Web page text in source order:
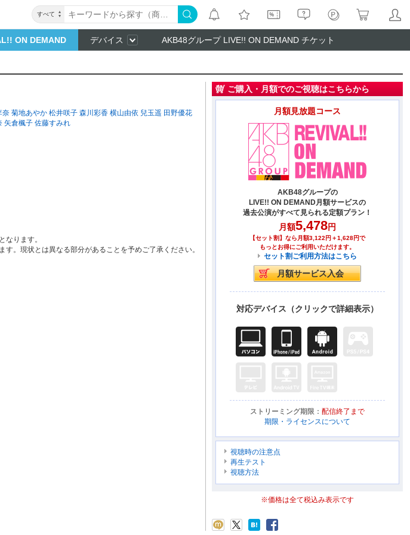
すべて
ON DEMAND デバイス AKB48グループ LIVE!! ON DEMAND チケット
奈 菊地あやか 松井咲子 森川彩香 横山由依 兒玉遥 田野優花
矢倉楓子 佐藤すみれ
なります。
。現状とは異なる部分があることを予めご了承ください。
ご購入・月額でのご視聴はこちらから
月額見放題コース
AKB48グループの
LIVE!! ON DEMAND月額サービスの
過去公演がすべて見られる定額プラン！
月額5,478円
【セット割】なら月額3,122円＋1,628円で
もっとお得にご利用いただけます。
セット割ご利用方法はこちら
対応デバイス（クリックで詳細表示）
ストリーミング期限： 配信終了まで
期限・ライセンスについて
視聴時の注意点
再生テスト
視聴方法
※価格は全て税込み表示です